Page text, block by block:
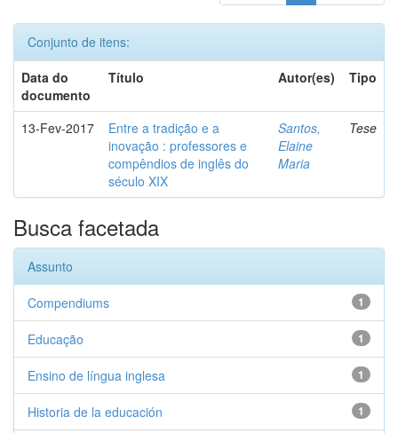
Conjunto de itens:
Data do
documento
Título Autor(es) Tipo
13-Fev-2017
Entre a tradição e a
inovação : professores e
compêndios de inglês do
século XIX
Santos,
Elaine
Maria
Tese
Busca facetada
Assunto
1
Compendiums
1
Educação
1
Ensino de língua inglesa
1
Historia de la educación